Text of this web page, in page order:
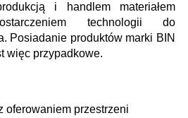
i handlem materiałem
technologii do
Posiadanie produktów marki BIN
więc przypadkowe.
oferowaniem przestrzeni